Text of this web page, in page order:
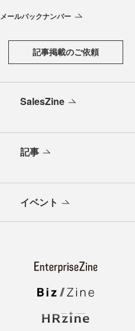
メールバックナンバー
記事掲載のご依頼
SalesZine
記事
イベント